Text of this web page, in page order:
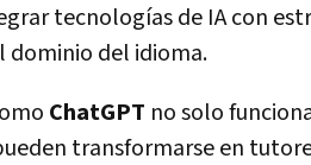
tecnologías de IA con
dominio del idioma.
ChatGPT no solo
transformarse en